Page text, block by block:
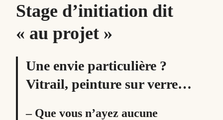
Stage d’initiation dit
« au projet »
Une envie particulière ?
Vitrail, peinture sur verre…
– Que vous n’ayez aucune